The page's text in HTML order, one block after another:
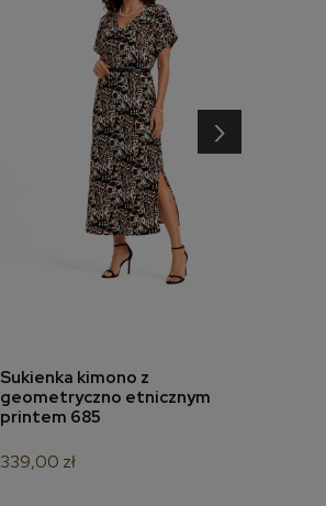
dodaj do koszyka
Sukienka kimono z
geometryczno etnicznym
printem 685
339,00 zł
›